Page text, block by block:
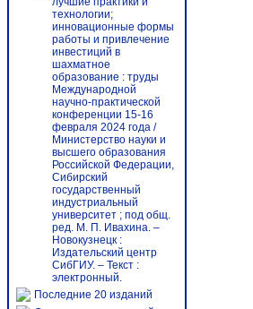
технологии;
инновационные формы
работы и привлечение
инвестиций в
шахматное
образование : труды
Международной
научно-практической
конференции 15-16
февраля 2024 года /
Министерство науки и
высшего образования
Российской Федерации,
Сибирский
государственный
индустриальный
университет ; под общ.
ред. М. П. Ивахина. –
Новокузнецк :
Издательский центр
СибГИУ. – Текст :
электронный.
Последние 20 изданий